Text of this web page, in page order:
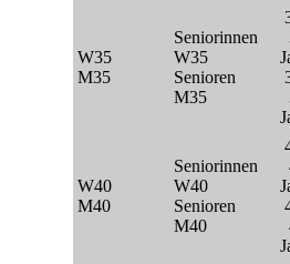
W35
M35
Seniorinnen
W35
Senioren
M35
W40
M40
Seniorinnen
W40
Senioren
M40